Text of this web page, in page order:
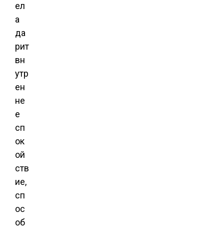
ел
а
да
рит
вн
утр
ен
не
е
сп
ок
ой
ств
ие,
сп
ос
об